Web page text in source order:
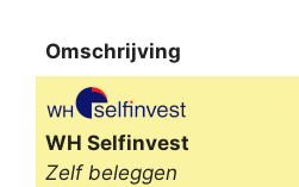
Omschrijving
Omschrijving
WH Selfinvest
Zelf beleggen